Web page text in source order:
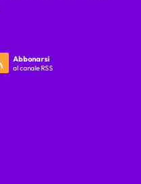
Abbonarsi
al canale RSS